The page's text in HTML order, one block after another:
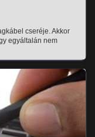
cseréje. Akkor
egyáltalán nem